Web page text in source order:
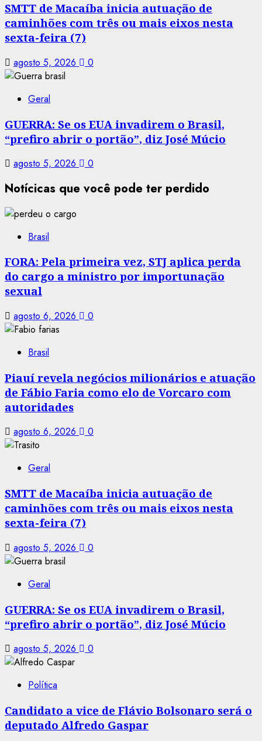
SMTT de Macaíba inicia autuação de
caminhões com três ou mais eixos nesta
sexta-feira (7)
agosto 5, 2026 0
Geral
GUERRA: Se os EUA invadirem o Brasil,
“prefiro abrir o portão”, diz José Múcio
agosto 5, 2026 0
Notícicas que você pode ter perdido
Brasil
FORA: Pela primeira vez, STJ aplica perda
do cargo a ministro por importunação
sexual
agosto 6, 2026 0
Brasil
Piauí revela negócios milionários e atuação
de Fábio Faria como elo de Vorcaro com
autoridades
agosto 6, 2026 0
Geral
SMTT de Macaíba inicia autuação de
caminhões com três ou mais eixos nesta
sexta-feira (7)
agosto 5, 2026 0
Geral
GUERRA: Se os EUA invadirem o Brasil,
“prefiro abrir o portão”, diz José Múcio
agosto 5, 2026 0
Política
Candidato a vice de Flávio Bolsonaro será o
deputado Alfredo Gaspar